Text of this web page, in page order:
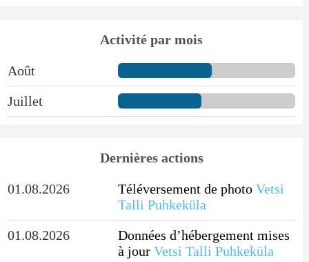
Activité par mois
Août
Juillet
Dernières actions
01.08.2026 Téléversement de photo Vetsi
Talli Puhkeküla
01.08.2026
Données d’hébergement mises
à jour Vetsi Talli Puhkeküla